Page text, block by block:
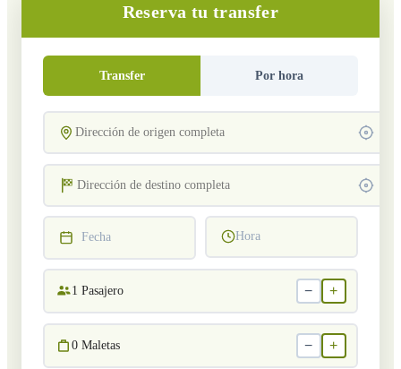
Reserva tu transfer
Transfer Por hora
Fecha Hora
1 Pasajero − +
0 Maletas − +